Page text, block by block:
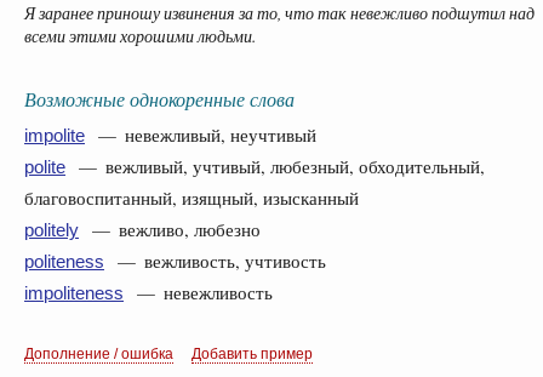
Я заранее приношу извинения за то, что так невежливо подшутил над
всеми этими хорошими людьми.
Возможные однокоренные слова
impolite — невежливый, неучтивый
polite
— вежливый, учтивый, любезный, обходительный,
благовоспитанный, изящный, изысканный
politely — вежливо, любезно
politeness — вежливость, учтивость
impoliteness — невежливость
Дополнение / ошибка Добавить пример